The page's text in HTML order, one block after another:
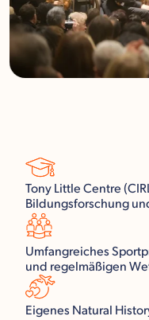
Tony Little Centre
Bildungsforschung
Umfangreiches
und regelmäßigen
Eigenes Natural